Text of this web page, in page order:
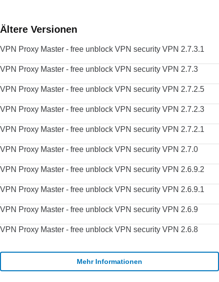
Ältere Versionen
VPN Proxy Master - free unblock VPN security VPN 2.7.3.1
VPN Proxy Master - free unblock VPN security VPN 2.7.3
VPN Proxy Master - free unblock VPN security VPN 2.7.2.5
VPN Proxy Master - free unblock VPN security VPN 2.7.2.3
VPN Proxy Master - free unblock VPN security VPN 2.7.2.1
VPN Proxy Master - free unblock VPN security VPN 2.7.0
VPN Proxy Master - free unblock VPN security VPN 2.6.9.2
VPN Proxy Master - free unblock VPN security VPN 2.6.9.1
VPN Proxy Master - free unblock VPN security VPN 2.6.9
VPN Proxy Master - free unblock VPN security VPN 2.6.8
Mehr Informationen